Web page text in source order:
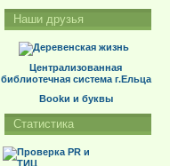
Наши друзья
Централизованная
библиотечная система г.Ельца
Bookи и буквы
Статистика